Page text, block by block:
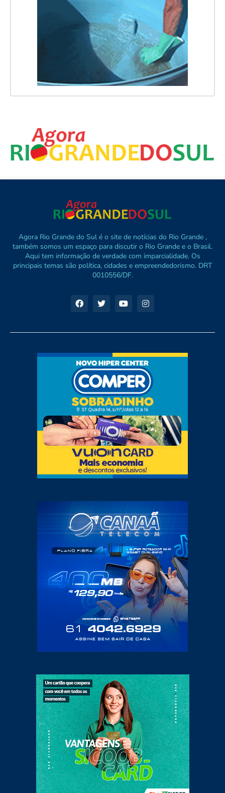
Agora Rio Grande do Sul é o site de notícias do Rio Grande ,
também somos um espaço para discutir o Rio Grande e o Brasil.
Aqui tem informação de verdade com imparcialidade. Os
principais temas são política, cidades e empreendedorismo. DRT
0010556/DF.